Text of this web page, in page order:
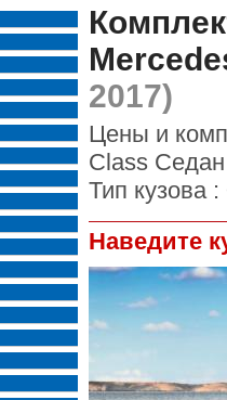
2017)
Цены и
Class
Тип кузова :
Наведите